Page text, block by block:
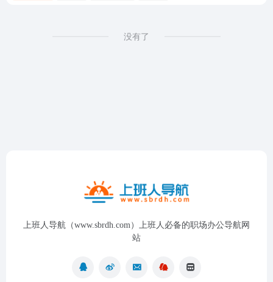
没有了
上班人导航（www.sbrdh.com）上班人必备的职场办公导航网
站